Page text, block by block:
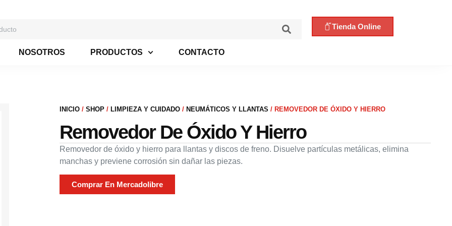
NOSOTROS PRODUCTOS CONTACTO
Tienda Online
INICIO /SHOP / LIMPIEZA Y CUIDADO / NEUMÁTICOS Y LLANTAS / REMOVEDOR DE ÓXIDO Y HIERRO
Removedor De Óxido Y Hierro
Removedor de óxido y hierro para llantas y discos de freno. Disuelve partículas metálicas, elimina
manchas y previene corrosión sin dañar las piezas.
Comprar En Mercadolibre